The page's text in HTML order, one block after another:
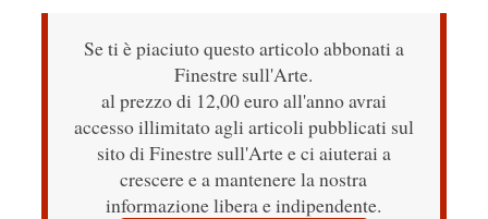
Se ti è piaciuto questo articolo abbonati a
Finestre sull'Arte.
al prezzo di 12,00 euro all'anno avrai
accesso illimitato agli articoli pubblicati sul
sito di Finestre sull'Arte e ci aiuterai a
crescere e a mantenere la nostra
informazione libera e indipendente.